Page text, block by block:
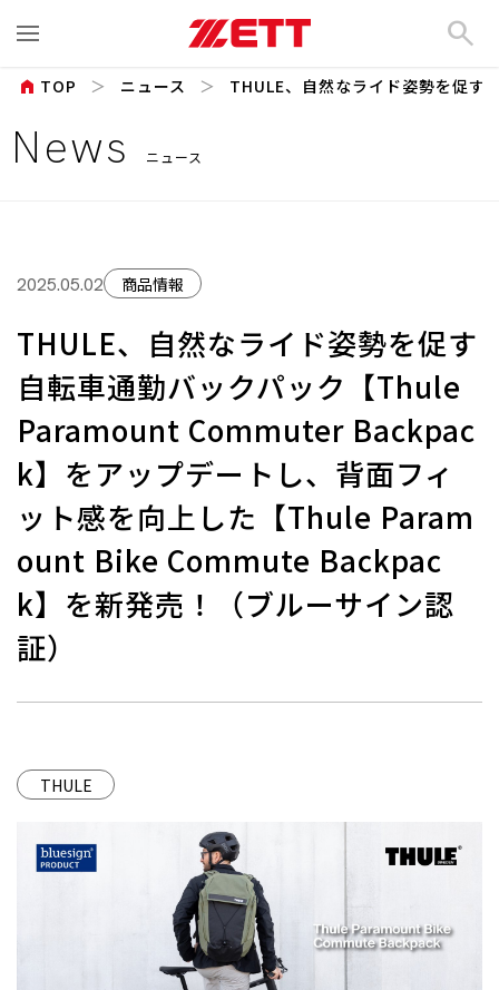
search
News ニュース
home TOP ニュース THULE、自然なライド姿勢を促す
2025.05.02 商品情報
THULE、自然なライド姿勢を促す
自転車通勤バックパック【Thule
Paramount Commuter Backpac
k】をアップデートし、背面フィ
ット感を向上した【Thule Param
ount Bike Commute Backpac
k】を新発売！（ブルーサイン認
証）
THULE